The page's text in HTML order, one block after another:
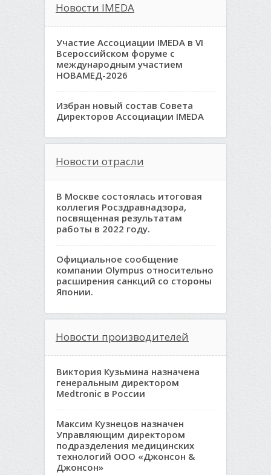
Новости IMEDA
Участие Ассоциации IMEDA в VI
Всероссийском форуме с
международным участием
НОВАМЕД-2026
Избран новый состав Совета
Директоров Ассоциации IMEDA
Новости отрасли
В Москве состоялась итоговая
коллегия Росздравнадзора,
посвященная результатам
работы в 2022 году.
Официальное сообщение
компании Olympus относительно
расширения санкций со стороны
Японии.
Новости производителей
Виктория Кузьмина назначена
генеральным директором
Medtronic в России
Максим Кузнецов назначен
Управляющим директором
подразделения медицинских
технологий ООО «Джонсон &
Джонсон»